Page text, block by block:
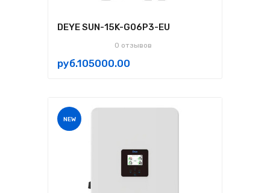
DEYE SUN-15K-G06P3-EU
0 отзывов
руб.105000.00
NEW